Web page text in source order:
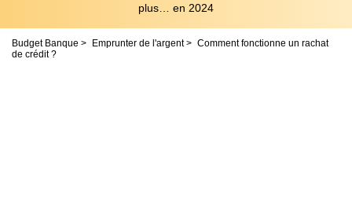
plus… en 2024
Budget Banque Emprunter de l'argent
Comment fonctionne un rachat
de crédit ?